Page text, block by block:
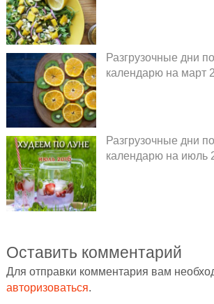
Разгрузочные дни
календарю на март
Разгрузочные дни
календарю на июль
Оставить комментарий
Для отправки комментария вам
авторизоваться.